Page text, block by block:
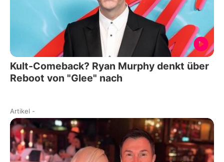
Kult-Comeback? Ryan Murphy denkt über
Reboot von "Glee" nach
Artikel -